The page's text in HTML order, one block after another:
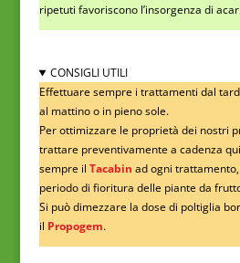
ripetuti favoriscono l’insorgenza di
CONSIGLI UTILI
Effettuare sempre i trattamenti dal
al mattino o in pieno sole.
Per ottimizzare le proprietà dei nostri
trattare preventivamente a cadenza
sempre il Tacabin ad ogni
periodo di fioritura delle piante da
Si può dimezzare la dose di poltiglia
il Propogem.